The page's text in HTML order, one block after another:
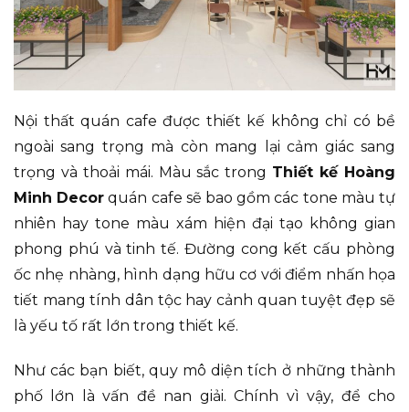
Nội thất quán cafe được thiết kế không chỉ có bề
ngoài sang trọng mà còn mang lại cảm giác sang
trọng và thoải mái. Màu sắc trong Thiết kế Hoàng
Minh Decor quán cafe sẽ bao gồm các tone màu tự
nhiên hay tone màu xám hiện đại tạo không gian
phong phú và tinh tế. Đường cong kết cấu phòng
ốc nhẹ nhàng, hình dạng hữu cơ với điểm nhấn họa
tiết mang tính dân tộc hay cảnh quan tuyệt đẹp sẽ
là yếu tố rất lớn trong thiết kế.
Như các bạn biết, quy mô diện tích ở những thành
phố lớn là vấn đề nan giải. Chính vì vậy, để cho